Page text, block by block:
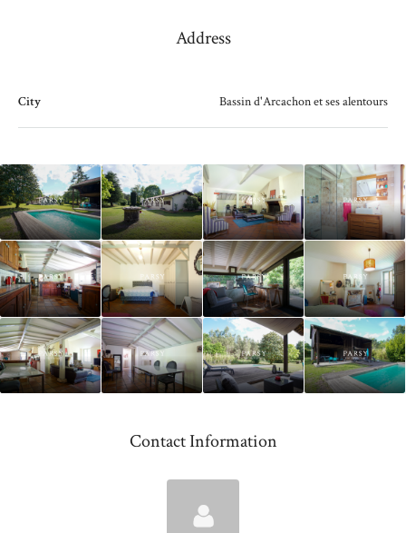
Address
City Bassin d'Arcachon et ses alentours
Contact Information